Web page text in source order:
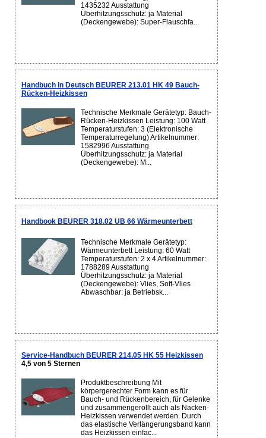
1435232 Ausstattung
Überhitzungsschutz: ja Material
(Deckengewebe): Super-Flauschfa...
Handbuch in Deutsch BEURER 213.01 HK 49 Bauch-
Rücken-Heizkissen
Technische Merkmale Gerätetyp: Bauch-
Rücken-Heizkissen Leistung: 100 Watt
Temperaturstufen: 3 (Elektronische
Temperaturregelung) Artikelnummer:
1582996 Ausstattung
Überhitzungsschutz: ja Material
(Deckengewebe): M...
Handbook BEURER 318.02 UB 66 Wärmeunterbett
Technische Merkmale Gerätetyp:
Wärmeunterbett Leistung: 60 Watt
Temperaturstufen: 2 x 4 Artikelnummer:
1788289 Ausstattung
Überhitzungsschutz: ja Material
(Deckengewebe): Vlies, Soft-Vlies
Abwaschbar: ja Betriebsk...
Service-Handbuch BEURER 214.05 HK 55 Heizkissen
4,5 von 5 Sternen
Produktbeschreibung Mit
körpergerechter Form kann es für
Bauch- und Rückenbereich, für Gelenke
und zusammengerollt auch als Nacken-
Heizkissen verwendet werden. Durch
das elastische Verlängerungsband kann
das Heizkissen einfac...